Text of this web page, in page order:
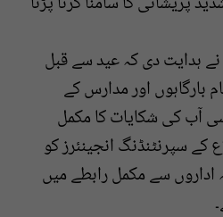
ہدایت دی کہ عید سے قبل
بارگاہوں اور مدارس کے
آب کی شکایات کا مکمل
کے سپرنٹنڈنگ انجینئرز کو
اداروں سے مکمل رابطے میں